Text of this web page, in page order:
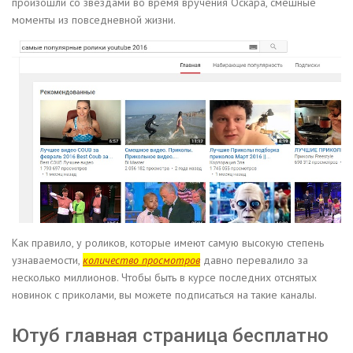
моменты из повседневной жизни.
Как правило, у роликов, которые имеют самую высокую степень
узнаваемости, количество просмотров давно перевалило за
несколько миллионов. Чтобы быть в курсе последних отснятых
новинок с приколами, вы можете подписаться на такие каналы.
Ютуб главная страница бесплатно